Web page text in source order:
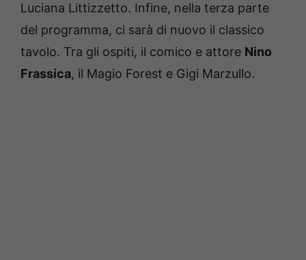
Luciana Littizzetto. Infine, nella terza parte
del programma, ci sarà di nuovo il classico
tavolo. Tra gli ospiti, il comico e attore Nino
Frassica, il Magio Forest e Gigi Marzullo.